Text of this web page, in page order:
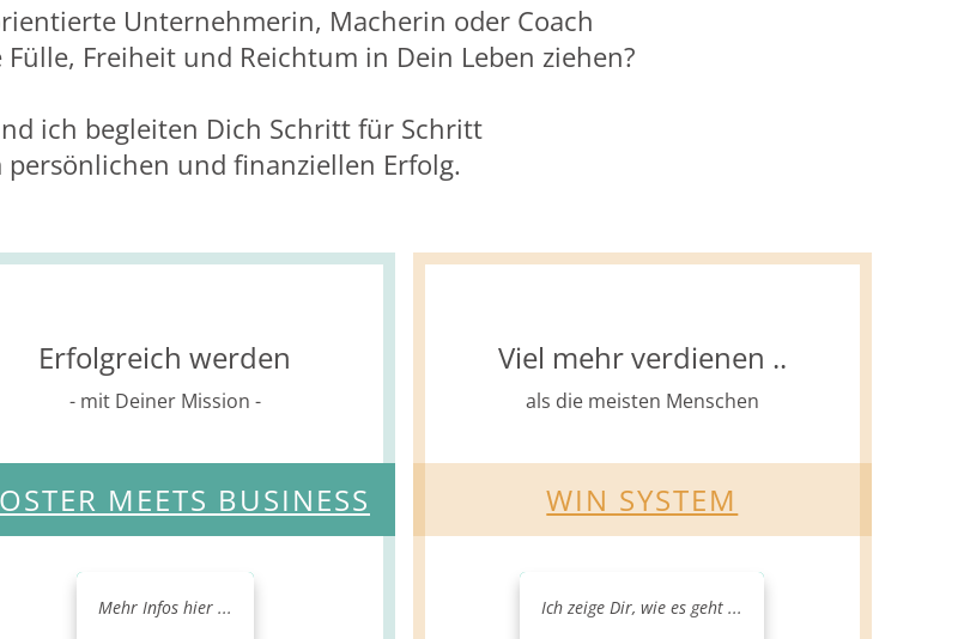
Unternehmerin, Macherin oder Coach
Freiheit und Reichtum in Dein Leben ziehen?
ich begleiten Dich Schritt für Schritt
persönlichen und finanziellen Erfolg.
Erfolgreich werden
- mit Deiner Mission -
MEETS BUSINESS
Mehr Infos hier ...
Viel mehr verdienen ..
als die meisten Menschen
WIN SYSTEM
Ich zeige Dir, wie es geht ...